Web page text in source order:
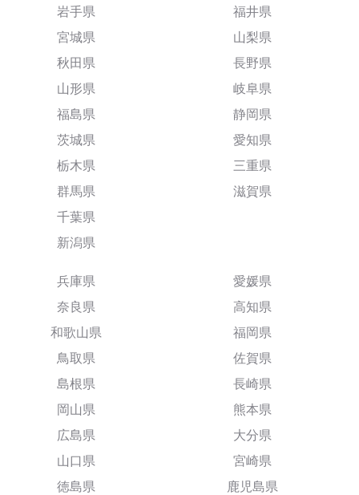
岩手県
宮城県
秋田県
山形県
福島県
茨城県
栃木県
群馬県
千葉県
新潟県
福井県
山梨県
長野県
岐阜県
静岡県
愛知県
三重県
滋賀県
兵庫県
奈良県
和歌山県
鳥取県
島根県
岡山県
広島県
山口県
徳島県
愛媛県
高知県
福岡県
佐賀県
長崎県
熊本県
大分県
宮崎県
鹿児島県